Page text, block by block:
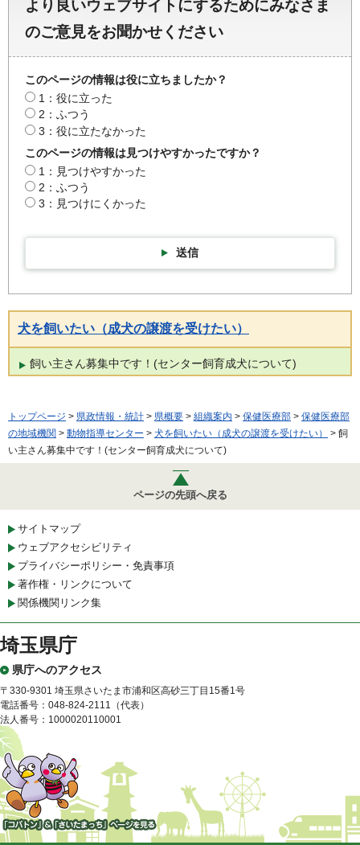
より良いウェブサイトにするためにみなさま
のご意見をお聞かせください
このページの情報は役に立ちましたか？
1：役に立った
2：ふつう
3：役に立たなかった
このページの情報は見つけやすかったですか？
1：見つけやすかった
2：ふつう
3：見つけにくかった
送信
犬を飼いたい（成犬の譲渡を受けたい）
飼い主さん募集中です！(センター飼育成犬について)
トップページ > 県政情報・統計 > 県概要 > 組織案内 > 保健医療部 > 保健医療部
の地域機関 > 動物指導センター > 犬を飼いたい（成犬の譲渡を受けたい）
> 飼
い主さん募集中です！(センター飼育成犬について)
ページの先頭へ戻る
サイトマップ
ウェブアクセシビリティ
プライバシーポリシー・免責事項
著作権・リンクについて
関係機関リンク集
埼玉県庁
県庁へのアクセス
〒330-9301 埼玉県さいたま市浦和区高砂三丁目15番1号
電話番号：048-824-2111（代表）
法人番号：1000020110001
「コバトン」&「さいたまっ